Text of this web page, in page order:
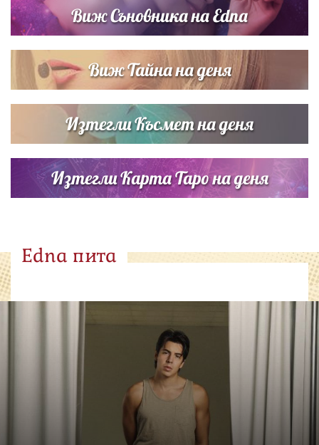
Виж Съновника на Edna
Виж Тайна на деня
Изтегли Късмет на деня
Изтегли Карта Таро на деня
Edna пита